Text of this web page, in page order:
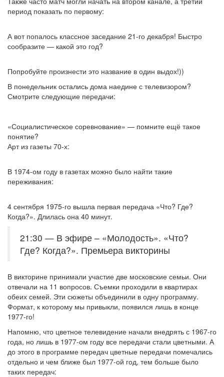
период показать по первому:
А вот попалось классное заседание 21-го декабря! Быстро
сообразите — какой это год?
Попробуйте произнести это название в один выдох!))
В понедельник остались дома наедине с телевизором?
Смотрите следующие передачи:
«Социалистическое соревнование» — помните ещё такое
понятие?
Арт из газеты 70-х:
В 1974-ом году в газетах можно было найти такие
переживания:
4 сентября 1975-го вышла первая передача «Что? Где?
Когда?». Длилась она 40 минут.
21:30 — В эфире – «Молодость». «Что?
Где? Когда?». Премьера викторины
В викторине принимали участие две московские семьи. Они
отвечали на 11 вопросов. Съемки проходили в квартирах
обеих семей. Эти сюжеты объединили в одну программу.
Формат, к которому мы привыкли, появился лишь в конце
1977-го!
Напомню, что цветное телевидение начали внедрять с 1967-го
года, но лишь в 1977-ом году все передачи стали цветными. А
до этого в программе передач цветные передачи помечались
отдельно и чем ближе был 1977-ой год, тем больше было
таких передач: